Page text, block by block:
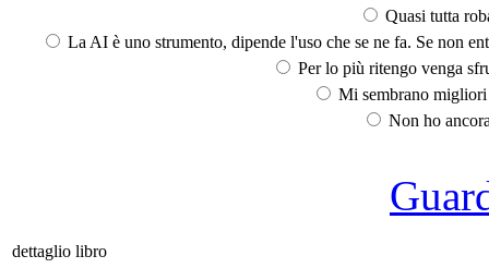
Quasi tutta
La AI è uno strumento, dipende l'uso che se ne fa. Se non
Per lo più ritengo venga
Mi sembrano
Non ho
dettaglio libro